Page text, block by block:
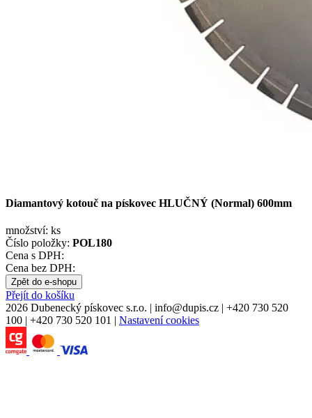
Diamantový kotouč na pískovec HLUČNÝ (Normal) 600mm
množství: ks
Číslo položky: POL180
Cena s DPH:
Cena bez DPH:
Zpět do e-shopu
Přejít do košíku
2026 Dubenecký pískovec s.r.o. | info@dupis.cz | +420 730 520
100 | +420 730 520 101 | Nastavení cookies